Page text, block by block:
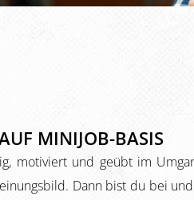
MINIJOB-BASIS
motiviert und geübt im
Dann bist du bei